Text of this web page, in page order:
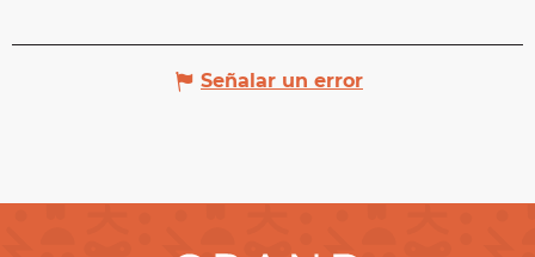
Señalar un error